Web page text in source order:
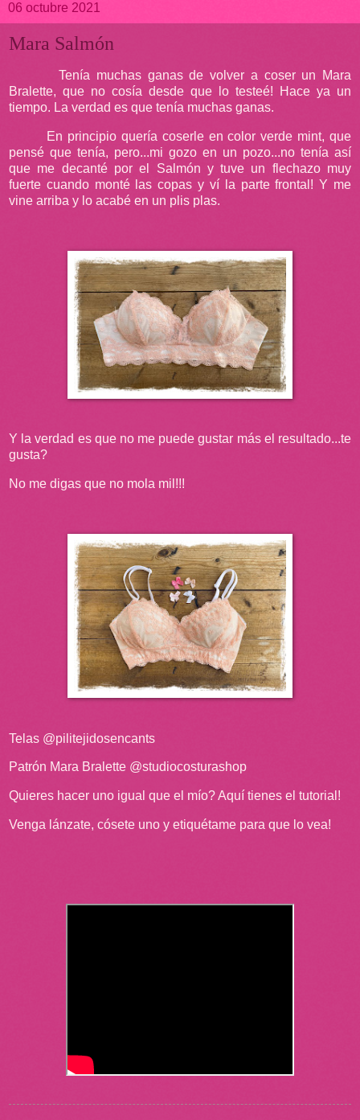
06 octubre 2021
Mara Salmón
Tenía muchas ganas de volver a coser un Mara
Bralette, que no cosía desde que lo testeé! Hace ya un
tiempo. La verdad es que tenía muchas ganas.
En principio quería coserle en color verde mint, que
pensé que tenía, pero...mi gozo en un pozo...no tenía así
que me decanté por el Salmón y tuve un flechazo muy
fuerte cuando monté las copas y ví la parte frontal! Y me
vine arriba y lo acabé en un plis plas.
Y la verdad es que no me puede gustar más el resultado...te
gusta?
No me digas que no mola mil!!!
Telas @pilitejidosencants
Patrón Mara Bralette @studiocosturashop
Quieres hacer uno igual que el mío? Aquí tienes el tutorial!
Venga lánzate, cósete uno y etiquétame para que lo vea!